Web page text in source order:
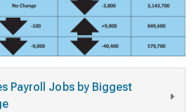
Payroll Jobs by Biggest